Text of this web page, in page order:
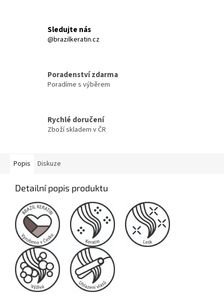
Sledujte nás
@brazilkeratin.cz
Poradenství zdarma
Poradíme s výběrem
Rychlé doručení
Zboží skladem v ČR
Popis Diskuze
Detailní popis produktu